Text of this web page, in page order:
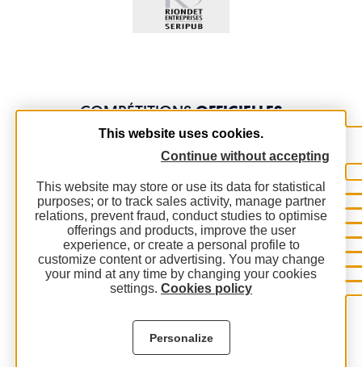
COMPÉTITIONSOFFICIELLES
This website uses cookies.
Continue without accepting
This website may store or use its data for statistical
purposes; or to track sales activity, manage partner
relations, prevent fraud, conduct studies to optimise
offerings and products, improve the user
experience, or create a personal profile to
customize content or advertising. You may change
your mind at any time by changing your cookies
settings. Cookies policy
Personalize